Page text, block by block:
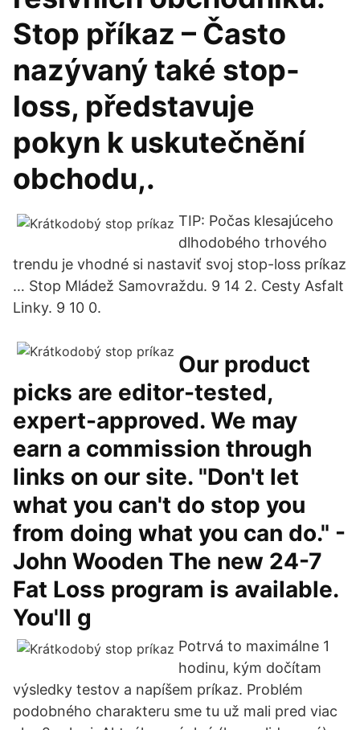
Stop příkaz – Často
nazývaný také stop-
loss, představuje
pokyn k uskutečnění
obchodu,.
TIP: Počas klesajúceho
dlhodobého trhového
trendu je vhodné si nastaviť svoj stop-loss príkaz
… Stop Mládež Samovraždu. 9 14 2. Cesty Asfalt
Linky. 9 10 0.
Our product
picks are editor-tested,
expert-approved. We may
earn a commission through
links on our site. ‎"Don't let
what you can't do stop you
from doing what you can do." -
John Wooden The new 24-7
Fat Loss program is available.
You'll g
Potrvá to maximálne 1
hodinu, kým dočítam
výsledky testov a napíšem príkaz. Problém
podobného charakteru sme tu už mali pred viac